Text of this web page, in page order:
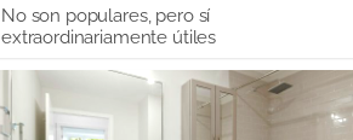
No son populares, pero sí
extraordinariamente útiles